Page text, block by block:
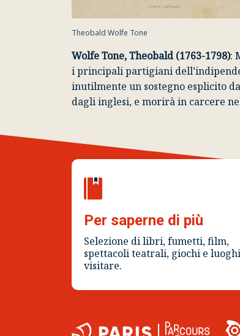
Theobald Wolfe Tone
Wolfe Tone, Theobald (1763-1798):
i principali partigiani
inutilmente un sostegno esplicito
dagli inglesi, e morirà in carcere
Per saperne di più
Selezione di libri, fumetti, film,
spettacoli teatrali, giochi e
visitare.